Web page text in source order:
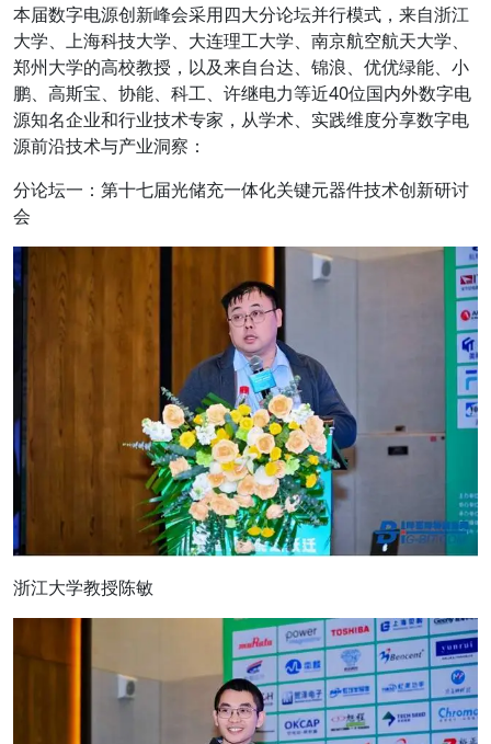
本届数字电源创新峰会采用四大分论坛并行模式，来自浙江
大学、上海科技大学、大连理工大学、南京航空航天大学、
郑州大学的高校教授，以及来自台达、锦浪、优优绿能、小
鹏、高斯宝、协能、科工、许继电力等近40位国内外数字电
源知名企业和行业技术专家，从学术、实践维度分享数字电
源前沿技术与产业洞察：
分论坛一：第十七届光储充一体化关键元器件技术创新研讨
会
浙江大学教授陈敏